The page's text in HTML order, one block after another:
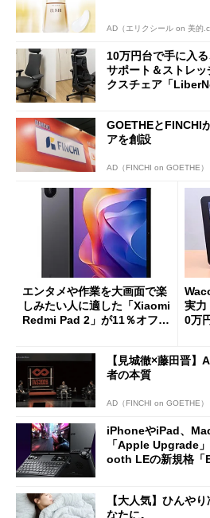
AD（エリクシール on 美的
10万円台で手に入
サポート＆ストレッ
クスチェア「
GOETHEとFINCHI
アを創設
AD（FINCHI on GOETHE）
エンタメや作業を大画面で楽
しみたい人に適した「Xiaomi
Redmi Pad 2」が11％オフの
実
0万
【見城徹×藤田晋】
者の本質
AD（FINCHI on GOETHE）
iPhoneやiPad、
「Apple Upgrade
ooth LEの新規格
【大人気】ひんや
なたに。